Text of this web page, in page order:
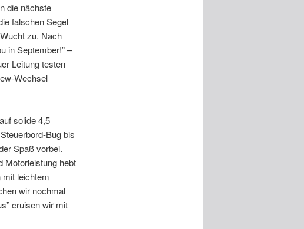
die nächste
falschen Segel
zu. Nach
in September!” –
Leitung testen
Wechsel
solide 4,5
Bug bis
Spaß vorbei.
Motorleistung hebt
leichtem
wir nochmal
cruisen wir mit